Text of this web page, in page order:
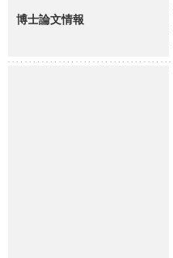
博士論文情報